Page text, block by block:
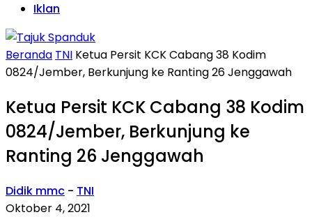
Iklan
Beranda TNI Ketua Persit KCK Cabang 38 Kodim
0824/Jember, Berkunjung ke Ranting 26 Jenggawah
Ketua Persit KCK Cabang 38 Kodim
0824/Jember, Berkunjung ke
Ranting 26 Jenggawah
Didik mmc - TNI
Oktober 4, 2021